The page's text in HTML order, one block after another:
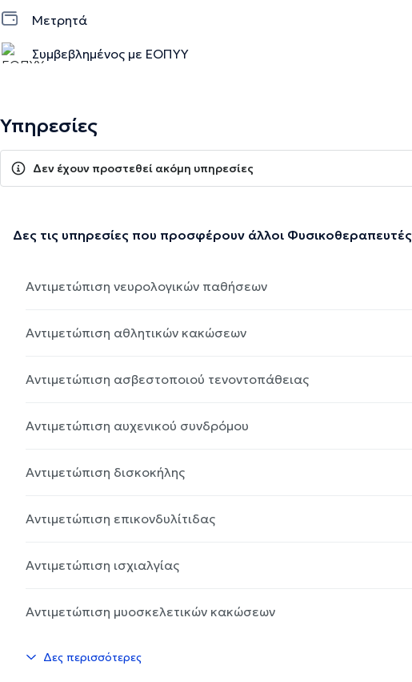
Μετρητά
Συμβεβλημένος με ΕΟΠΥΥ
Υπηρεσίες
Δεν έχουν προστεθεί ακόμη υπηρεσίες
Δες τις υπηρεσίες που προσφέρουν άλλοι Φυσικοθεραπευτές
Αντιμετώπιση νευρολογικών παθήσεων
Αντιμετώπιση αθλητικών κακώσεων
Αντιμετώπιση ασβεστοποιού τενοντοπάθειας
Αντιμετώπιση αυχενικού συνδρόμου
Αντιμετώπιση δισκοκήλης
Αντιμετώπιση επικονδυλίτιδας
Αντιμετώπιση ισχιαλγίας
Αντιμετώπιση μυοσκελετικών κακώσεων
Δες περισσότερες